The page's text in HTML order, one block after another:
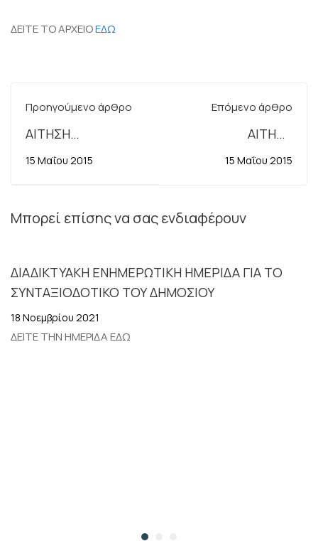
ΔΕΙΤΕ ΤΟ ΑΡΧΕΙΟΕΔΩ
Προηγούμενο άρθρο
ΑΙΤΗΣΗ
ΕΠΑΝΑΦΟΡΑΣ
15 Μαΐου 2015
Επόμενο άρθρο
ΑΙΤΗΣΗ
ΕΠΑΝΑΦΟΡΑΣ
ΚΤΗΜΑΤΙΚΕΣ
15 Μαΐου 2015
Μπορεί επίσης να σας ενδιαφέρουν
ΔΙΑΔΙΚΤΥΑΚΗ ΕΝΗΜΕΡΩΤΙΚΗ ΗΜΕΡΙΔΑ ΓΙΑ ΤΟ
ΣΥΝΤΑΞΙΟΔΟΤΙΚΟ ΤΟΥ ΔΗΜΟΣΙΟΥ
18 Νοεμβρίου 2021
ΔΕΙΤΕ ΤΗΝ ΗΜΕΡΙΔΑ ΕΔΩ